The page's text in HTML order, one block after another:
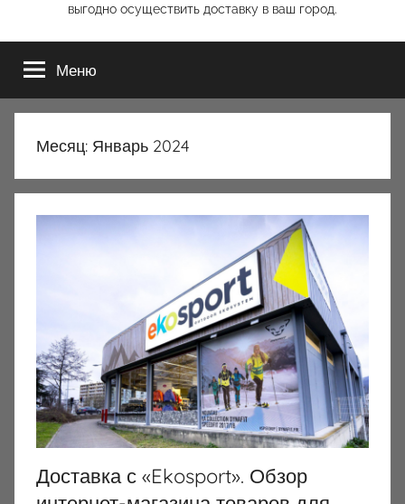
выгодно осуществить доставку в ваш город.
Меню
Месяц: Январь 2024
Доставка с «Ekosport». Обзор